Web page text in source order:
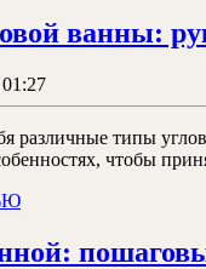
ванны:
2024
01:27
различные типы
чтобы
ЧИТАТЬ